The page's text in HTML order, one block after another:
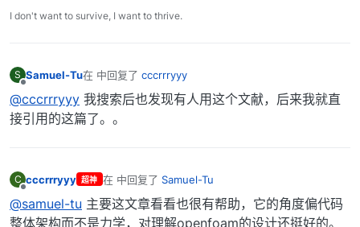
I don't want to survive, I want to thrive.
S Samuel-Tu在 中回复了 cccrrryyy
最后由 编辑
@cccrrryyy 我搜索后也发现有人用这个文献，后来我就直
接引用的这篇了。。
C cccrrryyy 超神 在 中回复了 Samuel-Tu
最后由 编辑
@samuel-tu 主要这文章看看也很有帮助，它的角度偏代码
整体架构而不是力学，对理解openfoam的设计还挺好的。